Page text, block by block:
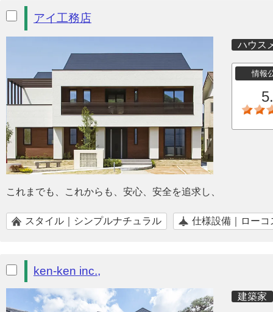
アイ工務店
ハウス
情報
これまでも、これからも、安心、安全を追求し、
スタイル｜シンプルナチュラル 仕様設備｜ローコ
ken-ken inc.,
建築家